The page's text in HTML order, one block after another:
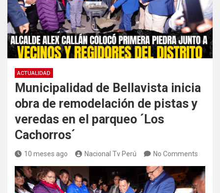
ACTUALIDAD
Municipalidad de Bellavista inicia
obra de remodelación de pistas y
veredas en el parqueo ´Los
Cachorros´
10 meses ago Nacional Tv Perú No Comments